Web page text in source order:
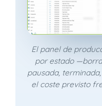
El panel de
por estado
pausada,
el coste previsto